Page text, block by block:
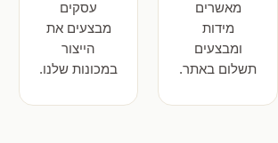
מאשרים
מידות
ומבצעים
תשלום באתר.
עסקים
מבצעים את
הייצור
במכונות שלנו.